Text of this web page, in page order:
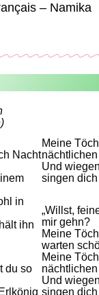
– Namika
Nacht
in
ihn
du so
Meine
Und
singen dich
„Willst,
mir gehn?
Meine
warten
Meine
Und
singen dich